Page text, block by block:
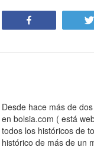
Desde hace más de
en bolsia.com ( está
todos los históricos de
histórico de más de un